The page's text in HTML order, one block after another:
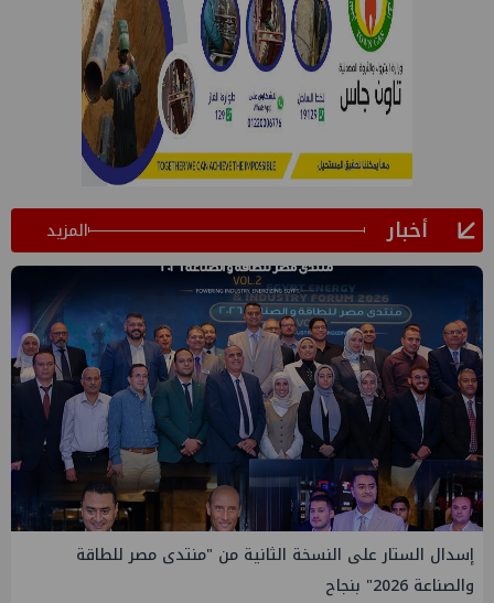
أخبار المزيد
مصر للطاقة إيني تعين مديراً جديد لها في مصر